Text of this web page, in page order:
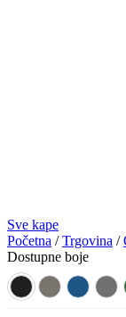
Sve kape
Početna /Trgovina /
Dostupne boje